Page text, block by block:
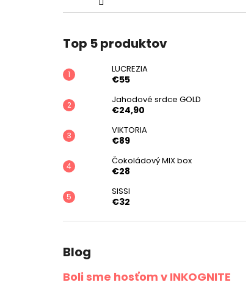
Top 5 produktov
LUCREZIA
€55
Jahodové srdce GOLD
€24,90
VIKTORIA
€89
Čokoládový MIX box
€28
SISSI
€32
Blog
Boli sme hosťom v INKOGNITE